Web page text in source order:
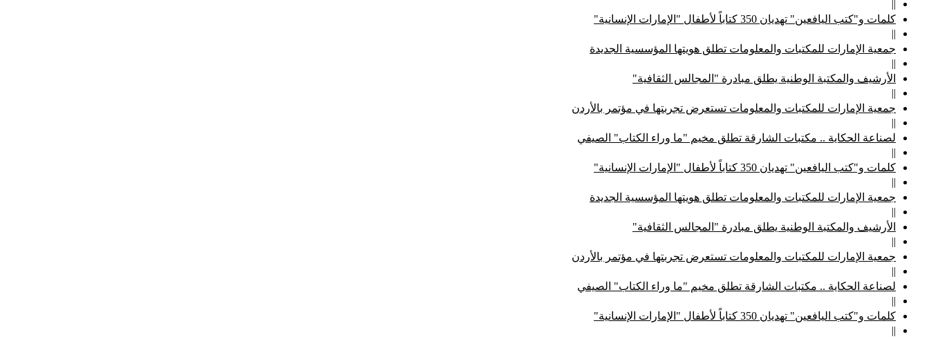
||
كلمات و"كتب اليافعين" تهديان 350 كتاباً لأطفال "الإمارات الإنسانية"
||
جمعية الإمارات للمكتبات والمعلومات تطلق هويتها المؤسسية الجديدة
||
الأرشيف والمكتبة الوطنية يطلق مبادرة "المجالس الثقافية"
||
جمعية الإمارات للمكتبات والمعلومات تستعرض تجربتها في مؤتمر بالأردن
||
لصناعة الحكاية .. مكتبات الشارقة تطلق مخيم "ما وراء الكتاب" الصيفي
||
كلمات و"كتب اليافعين" تهديان 350 كتاباً لأطفال "الإمارات الإنسانية"
||
جمعية الإمارات للمكتبات والمعلومات تطلق هويتها المؤسسية الجديدة
||
الأرشيف والمكتبة الوطنية يطلق مبادرة "المجالس الثقافية"
||
جمعية الإمارات للمكتبات والمعلومات تستعرض تجربتها في مؤتمر بالأردن
||
لصناعة الحكاية .. مكتبات الشارقة تطلق مخيم "ما وراء الكتاب" الصيفي
||
كلمات و"كتب اليافعين" تهديان 350 كتاباً لأطفال "الإمارات الإنسانية"
||